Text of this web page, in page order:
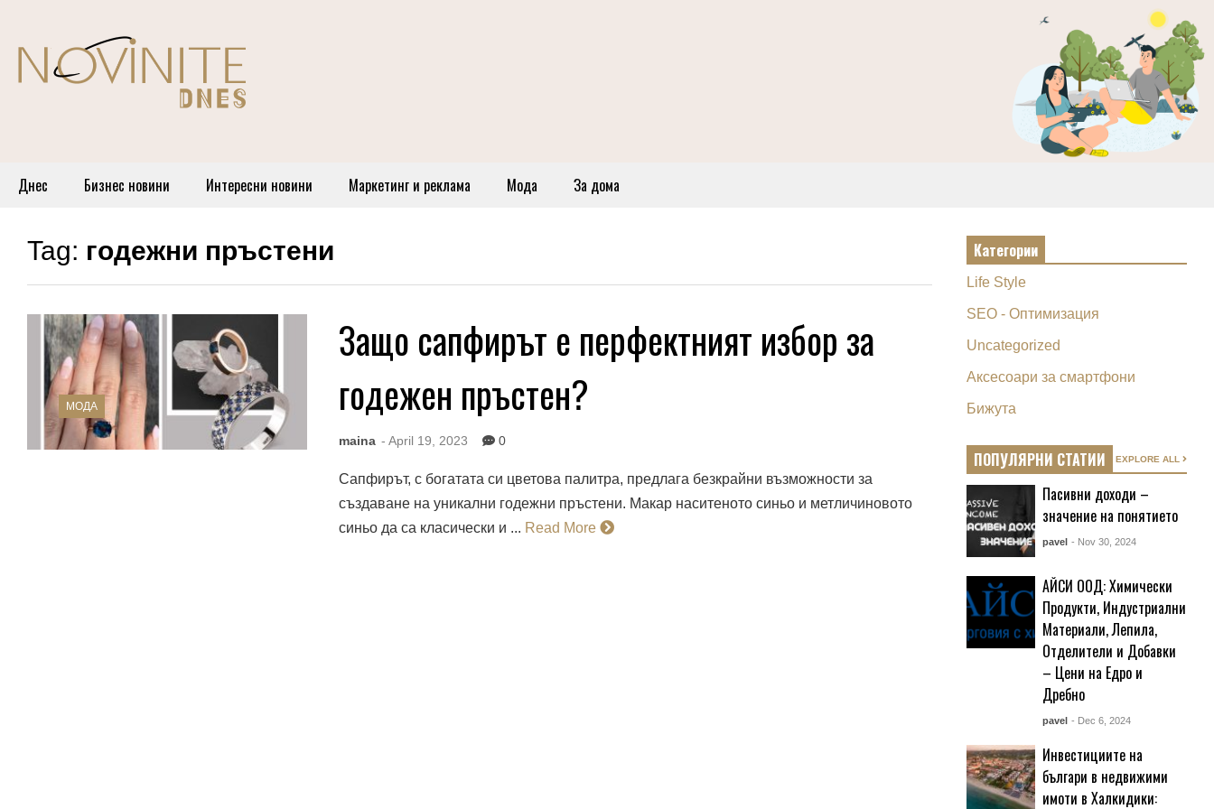
Днес Бизнес новини Интересни новини Маркетинг и реклама Мода За дома
Tag: годежни пръстени
МОДА
Защо сапфирът е перфектният избор за
годежен пръстен?
maina - April 19, 2023 0
Сапфирът, с богатата си цветова палитра, предлага безкрайни възможности за
създаване на уникални годежни пръстени. Макар наситеното синьо и метличиновото
синьо да са класически и ... Read More
Категории
Life Style
SEO - Оптимизация
Uncategorized
Аксесоари за смартфони
Бижута
ПОПУЛЯРНИ СТАТИИ EXPLORE ALL
Пасивни доходи –
значение на понятието
pavel - Nov 30, 2024
АЙСИ ООД: Химически
Продукти, Индустриални
Материали, Лепила,
Отделители и Добавки
– Цени на Едро и
Дребно
pavel - Dec 6, 2024
Инвестициите на
българи в недвижими
имоти в Халкидики: